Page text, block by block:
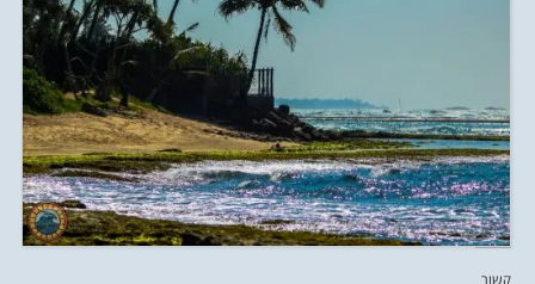
קשור